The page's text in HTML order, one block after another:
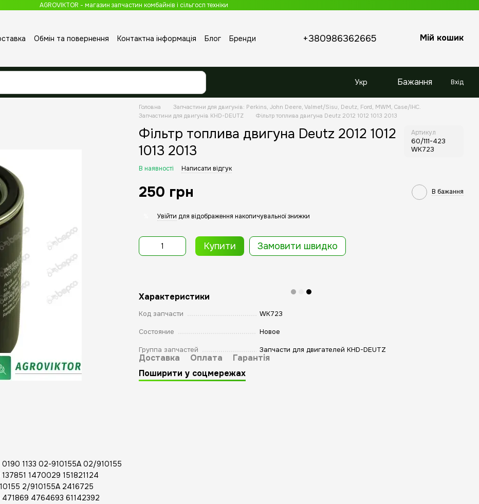
AGROVIKTOR - магазин запчастин комбайнів і сільгосп техніки
Обмін та повернення Контактна інформація Блог
Бренди
+380986362665 Мій кошик
Укр Бажання Вхід
1133 02-910155A 02/910155
1470029 151821124
2/910155A 2416725
4764693 61142392
Головна
Запчастини для двигунів: Perkins, John Deere, Valmet/Sisu, Deutz, Ford, MWM, Case/IHC.
Запчастини для двигунів KHD-DEUTZ
Фільтр топлива двигуна Deutz 2012 1012 1013 2013
Фільтр топлива двигуна Deutz 2012 1012
1013 2013
Артикул
60/111-423
WK723
В наявності Написати відгук
250 грн В бажання
Увійти для відображення накопичувальної знижки
Купити Замовити швидко
Характеристики
Код запчасти WK723
Состояние Новое
Группа запчастей Запчасти для двигателей KHD-DEUTZ
Доставка Оплата
Гарантія
Поширити у соцмережах